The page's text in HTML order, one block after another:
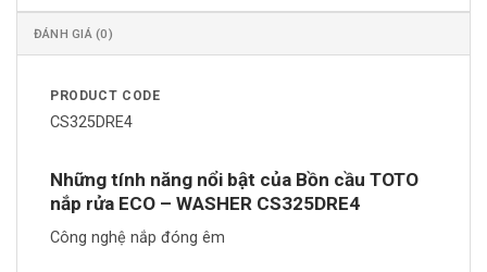
ĐÁNH GIÁ (0)
PRODUCT CODE
CS325DRE4
Những tính năng nổi bật của Bồn cầu TOTO
nắp rửa ECO – WASHER CS325DRE4
Công nghệ nắp đóng êm